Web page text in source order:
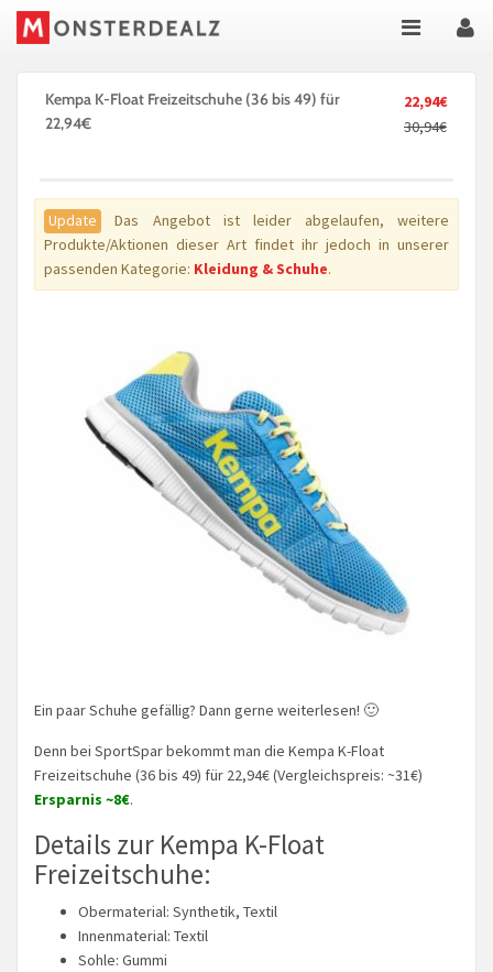
22,94€
30,94€
Kempa K-Float Freizeitschuhe (36 bis 49) für
22,94€
Update
Das Angebot ist leider abgelaufen, weitere
Produkte/Aktionen dieser Art findet ihr jedoch in unserer
passenden Kategorie: Kleidung & Schuhe.
Ein paar Schuhe gefällig? Dann gerne weiterlesen! 🙂
Denn bei SportSpar bekommt man die Kempa K-Float
Freizeitschuhe (36 bis 49) für 22,94€ (Vergleichspreis: ~31€)
Ersparnis ~8€.
Details zur Kempa K-Float
Freizeitschuhe:
Obermaterial: Synthetik, Textil
Innenmaterial: Textil
Sohle: Gummi